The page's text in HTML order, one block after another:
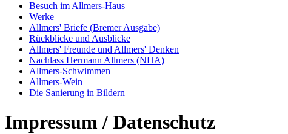
Besuch im Allmers-Haus
Werke
Allmers' Briefe (Bremer Ausgabe)
Rückblicke und Ausblicke
Allmers' Freunde und Allmers' Denken
Nachlass Hermann Allmers (NHA)
Allmers-Schwimmen
Allmers-Wein
Die Sanierung in Bildern
Impressum / Datenschutz